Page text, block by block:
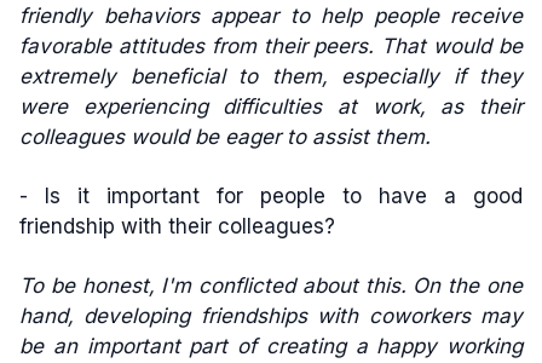
friendly behaviors appear to help people receive
favorable attitudes from their peers. That would be
extremely beneficial to them, especially if they
were experiencing difficulties at work, as their
colleagues would be eager to assist them.
- Is it important for people to have a good
friendship with their colleagues?
To be honest, I'm conflicted about this. On the one
hand, developing friendships with coworkers may
be an important part of creating a happy working